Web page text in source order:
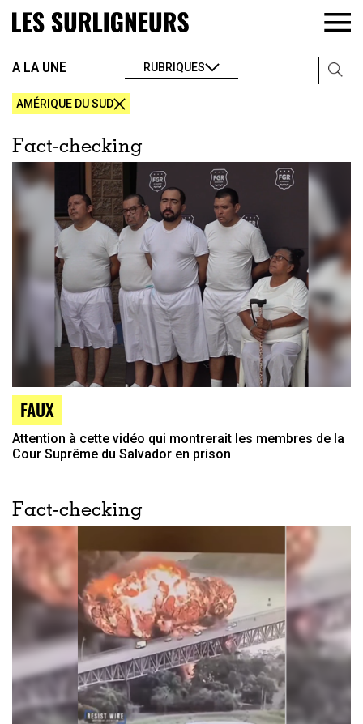
A LA UNE RUBRIQUES
AMÉRIQUE DU SUD
Fact-checking
FAUX
Attention à cette vidéo qui montrerait les membres de la
Cour Suprême du Salvador en prison
Fact-checking